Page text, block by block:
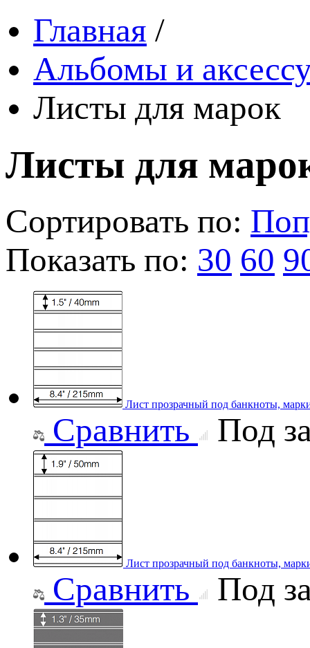
Главная /
Альбомы и
Листы для марок
Листы для
Сортировать по:
Показать по: 30 60
Лист прозрачный под банкноты,
Сравнить Под
Лист прозрачный под банкноты,
Сравнить Под